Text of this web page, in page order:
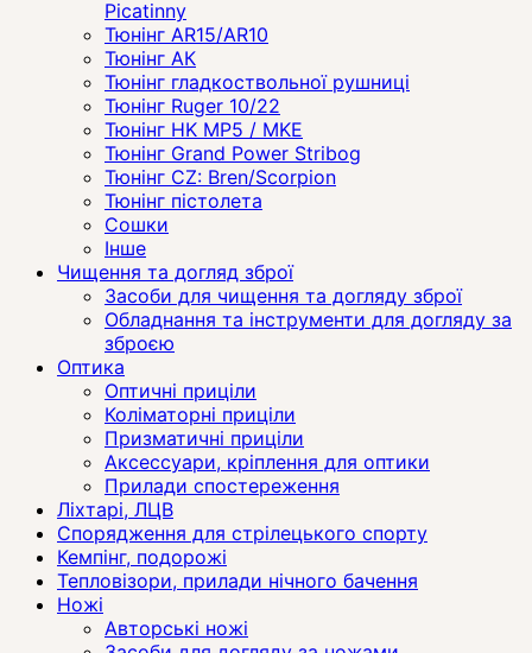
Picatinny
Тюнінг AR15/AR10
Тюнінг АК
Тюнінг гладкоствольної рушниці
Тюнінг Ruger 10/22
Тюнінг HK MP5 / MKE
Тюнінг Grand Power Stribog
Тюнінг CZ: Bren/Scorpion
Тюнінг пістолета
Сошки
Інше
Чищення та догляд зброї
Засоби для чищення та догляду зброї
Обладнання та інструменти для догляду за
зброєю
Оптика
Оптичні приціли
Коліматорні приціли
Призматичні приціли
Аксессуари, кріплення для оптики
Прилади спостереження
Ліхтарі, ЛЦВ
Спорядження для стрілецького спорту
Кемпінг, подорожі
Тепловізори, прилади нічного бачення
Ножі
Авторські ножі